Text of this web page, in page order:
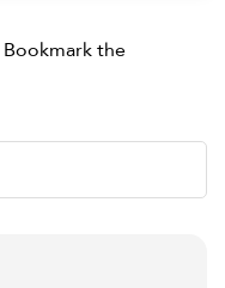
Bookmark the